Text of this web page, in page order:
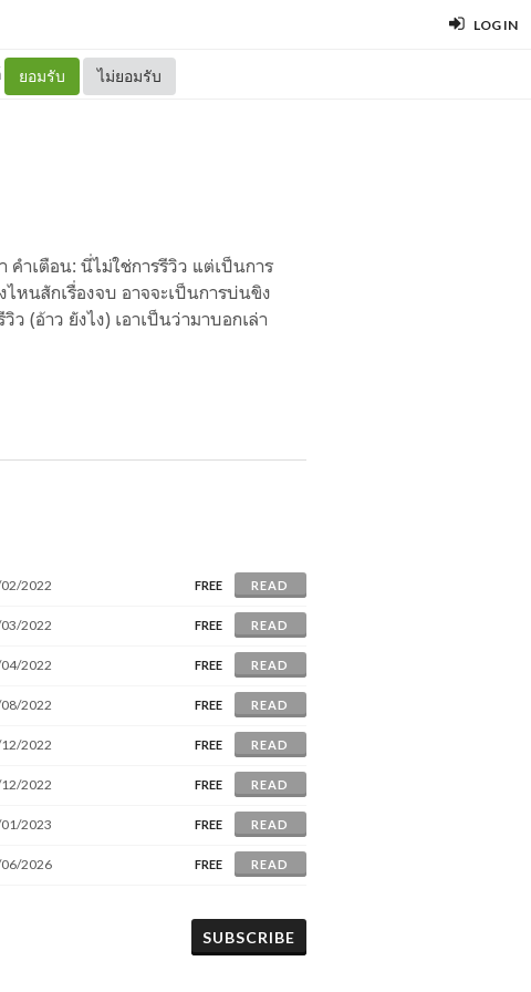
LOG IN
ยอมรับ ไม่ยอมรับ
ำเตือน: นี่ไม่ใช่การรีวิว แต่เป็นการ
หนสักเรื่องจบ อาจจะเป็นการบ่นขิง
(อ้าว ยังไง) เอาเป็นว่ามาบอกเล่า
2022 FREE READ
2022 FREE READ
2022 FREE READ
2022 FREE READ
2022 FREE READ
2022 FREE READ
2023 FREE READ
2026 FREE READ
SUBSCRIBE